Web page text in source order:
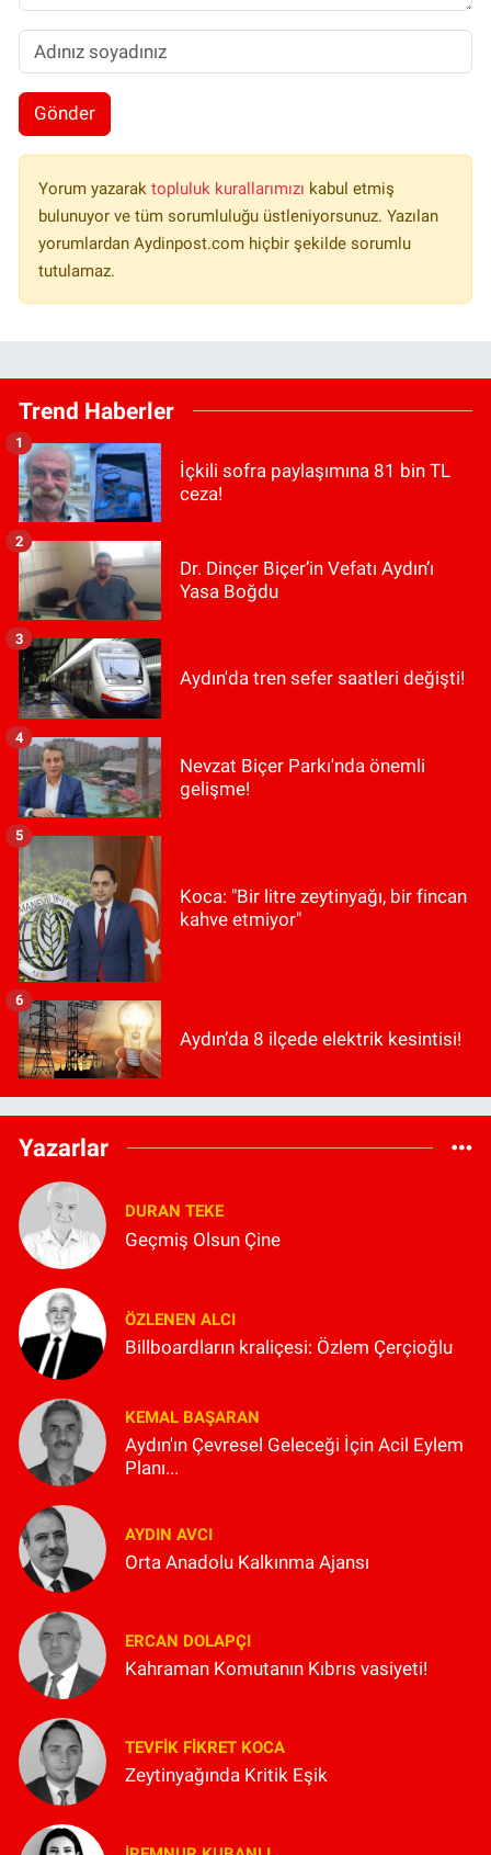
Gönder
Yorum yazarak topluluk kurallarımızı kabul etmiş
bulunuyor ve tüm sorumluluğu üstleniyorsunuz. Yazılan
yorumlardan Aydinpost.com hiçbir şekilde sorumlu
tutulamaz.
Trend Haberler
İçkili sofra paylaşımına 81 bin TL
ceza!
1
Dr. Dinçer Biçer’in Vefatı Aydın’ı
Yasa Boğdu
2
Aydın'da tren sefer saatleri değişti!
3
Nevzat Biçer Parkı'nda önemli
gelişme!
4
Koca: "Bir litre zeytinyağı, bir fincan
kahve etmiyor"
5
Aydın’da 8 ilçede elektrik kesintisi!
6
Yazarlar
DURAN TEKE
Geçmiş Olsun Çine
ÖZLENEN ALCI
Billboardların kraliçesi: Özlem Çerçioğlu
KEMAL BAŞARAN
Aydın'ın Çevresel Geleceği İçin Acil Eylem
Planı...
AYDIN AVCI
Orta Anadolu Kalkınma Ajansı
ERCAN DOLAPÇI
Kahraman Komutanın Kıbrıs vasiyeti!
TEVFIK FIKRET KOCA
Zeytinyağında Kritik Eşik